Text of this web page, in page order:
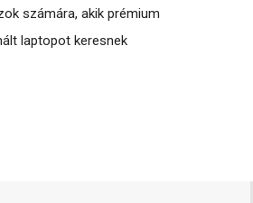
számára, akik prémium
laptopot keresnek